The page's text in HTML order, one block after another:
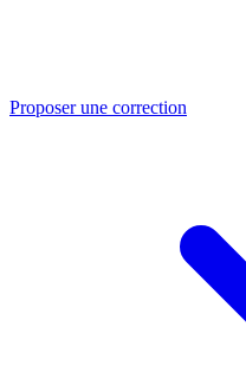
Proposer une correction